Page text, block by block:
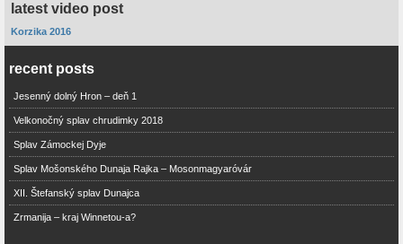
latest video post
Korzika 2016
recent posts
Jesenný dolný Hron – deň 1
Velkonočný splav chrudimky 2018
Splav Zámockej Dyje
Splav Mošonského Dunaja Rajka – Mosonmagyaróvár
XII. Štefanský splav Dunajca
Zrmanija – kraj Winnetou-a?